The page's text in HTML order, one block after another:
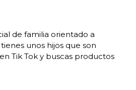
de familia orientado a
unos hijos que son
Tik Tok y buscas productos